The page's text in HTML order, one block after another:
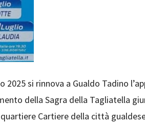
2025 si rinnova a Gualdo Tadino
della Sagra della Tagliatella
Cartiere della città